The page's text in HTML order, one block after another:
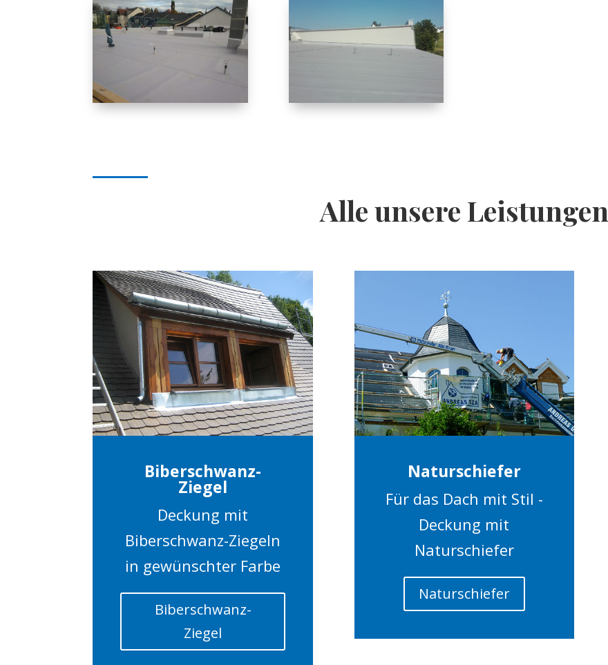
Alle unsere Leistungen
Biberschwanz-
Ziegel
Deckung mit
Biberschwanz-Ziegeln
in gewünschter Farbe
Biberschwanz-
Ziegel
Naturschiefer
Für das Dach mit Stil -
Deckung mit
Naturschiefer
Naturschiefer